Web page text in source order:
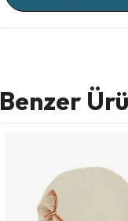
Benzer